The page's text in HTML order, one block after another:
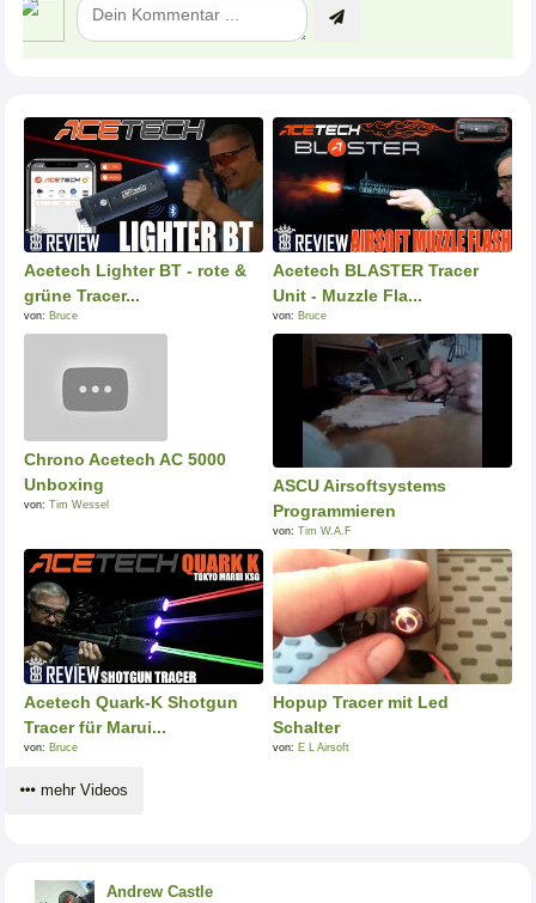
Acetech Lighter BT - rote &
grüne Tracer...
von: Bruce
Acetech BLASTER Tracer
Unit - Muzzle Fla...
von: Bruce
Chrono Acetech AC 5000
Unboxing
von: Tim Wessel
ASCU Airsoftsystems
Programmieren
von: Tim W.A.F
Acetech Quark-K Shotgun
Tracer für Marui...
von: Bruce
Hopup Tracer mit Led
Schalter
von: E L Airsoft
mehr Videos
Andrew Castle